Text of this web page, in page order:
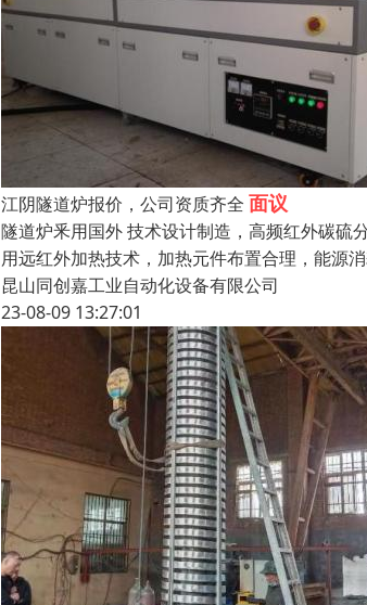
江阴隧道炉报价，公司资质齐全 面议
隧道炉釆用国外 技术设计制造，高频红外碳硫
用远红外加热技术，加热元件布置合理，能源
昆山同创嘉工业自动化设备有限公司
23-08-09 13:27:01